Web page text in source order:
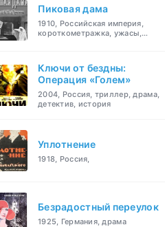
Пиковая дама
1910, Российская империя,
короткометражка, ужасы,
Ключи от бездны:
Операция «Голем»
2004, Россия, триллер, драма,
детектив, история
Уплотнение
1918, Россия,
Безрадостный переулок
1925, Германия, драма